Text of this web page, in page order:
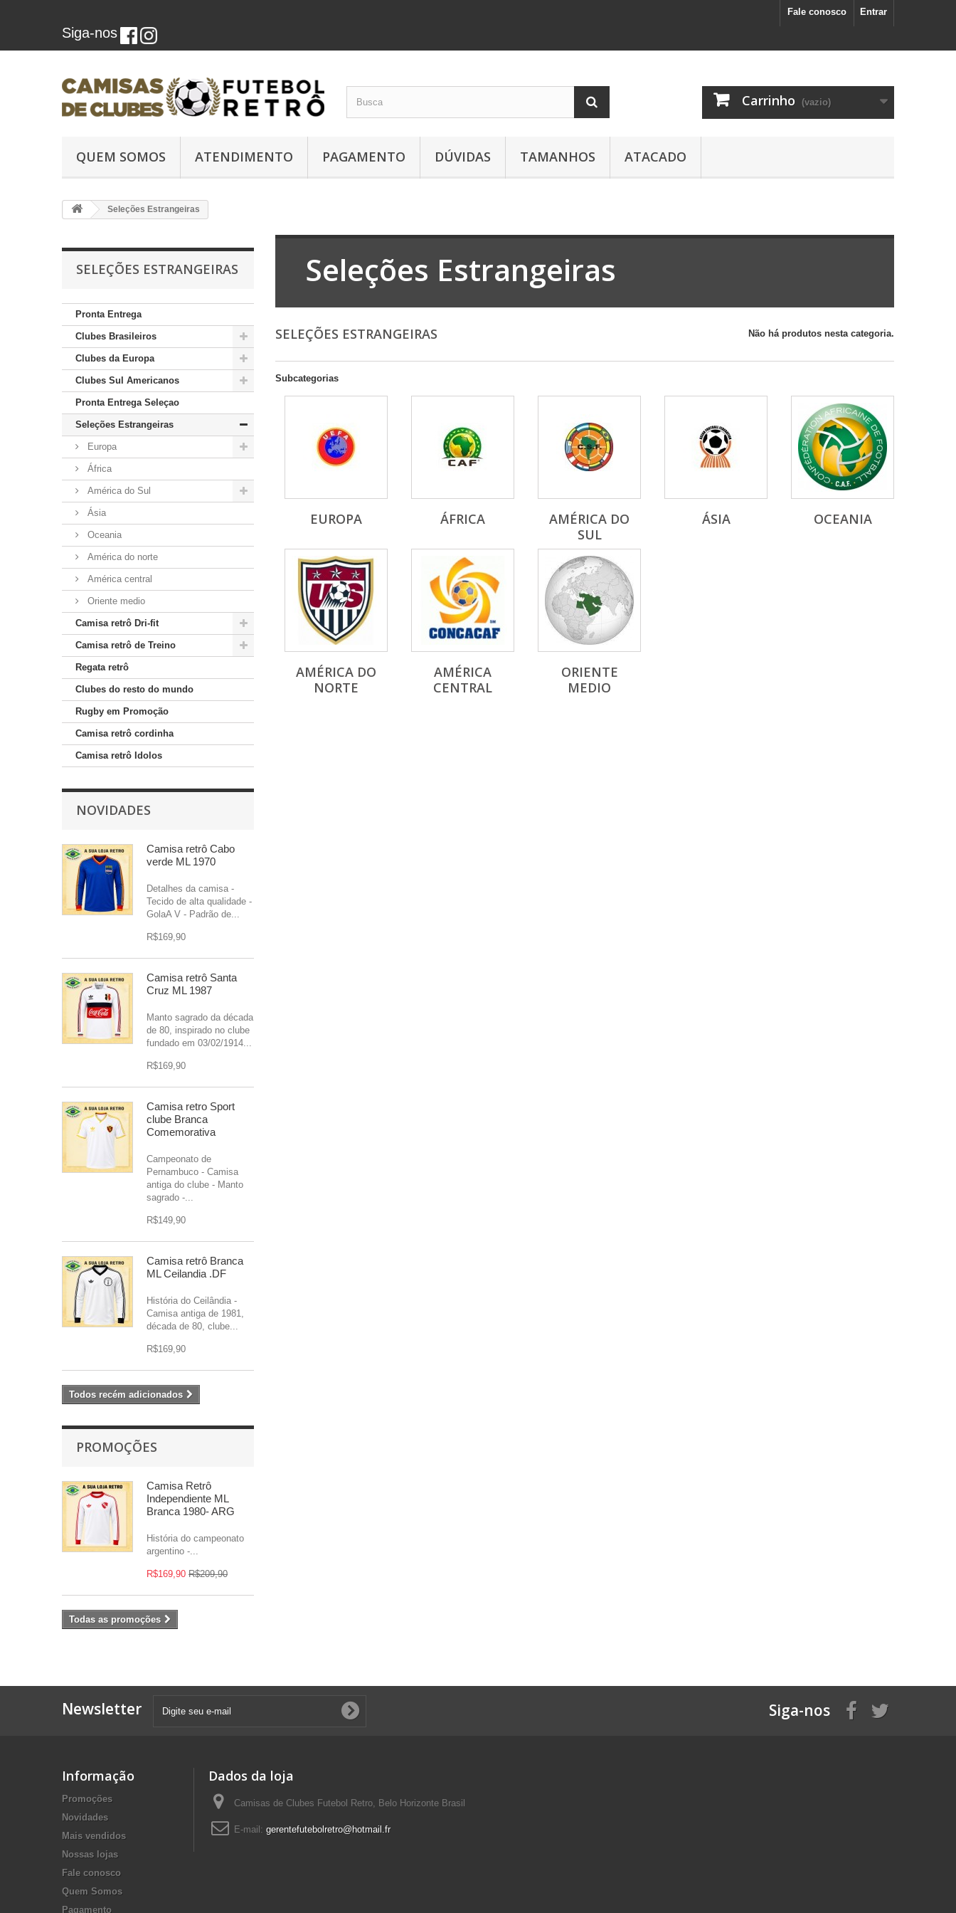
Entrar
Fale conosco
Siga-nos
Carrinho (vazio)
QUEM SOMOS ATENDIMENTO PAGAMENTO DÚVIDAS TAMANHOS ATACADO
Seleções Estrangeiras
SELEÇÕES ESTRANGEIRAS
Pronta Entrega
Clubes Brasileiros
Clubes da Europa
Clubes Sul Americanos
Pronta Entrega Seleçao
Seleções Estrangeiras
Europa
África
América do Sul
Ásia
Oceania
América do norte
América central
Oriente medio
Camisa retrô Dri-fit
Camisa retrô de Treino
Regata retrô
Clubes do resto do mundo
Rugby em Promoção
Camisa retrô cordinha
Camisa retrô Idolos
NOVIDADES
Camisa retrô Cabo
verde ML 1970
Detalhes da camisa -
Tecido de alta qualidade -
GolaA V - Padrão de...
R$169,90
Camisa retrô Santa
Cruz ML 1987
Manto sagrado da década
de 80, inspirado no clube
fundado em 03/02/1914...
R$169,90
Camisa retro Sport
clube Branca
Comemorativa
Campeonato de
Pernambuco - Camisa
antiga do clube - Manto
sagrado -...
R$149,90
Camisa retrô Branca
ML Ceilandia .DF
História do Ceilândia -
Camisa antiga de 1981,
década de 80, clube...
R$169,90
Todos recém adicionados
PROMOÇÕES
Camisa Retrô
Independiente ML
Branca 1980- ARG
História do campeonato
argentino -...
R$169,90 R$209,90
Todas as promoções
Seleções Estrangeiras
SELEÇÕES ESTRANGEIRAS Não há produtos nesta categoria.
Subcategorias
EUROPA ÁFRICA
AMÉRICA DO
SUL
ÁSIA OCEANIA
AMÉRICA DO
NORTE
AMÉRICA
CENTRAL
ORIENTE
MEDIO
Newsletter Siga-nos
Informação
Promoções
Novidades
Mais vendidos
Nossas lojas
Fale conosco
Quem Somos
Pagamento
Dados da loja
Camisas de Clubes Futebol Retro, Belo Horizonte Brasil
E-mail: gerentefutebolretro@hotmail.fr